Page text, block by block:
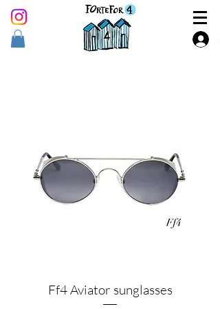
Ff4 Aviator sunglasses